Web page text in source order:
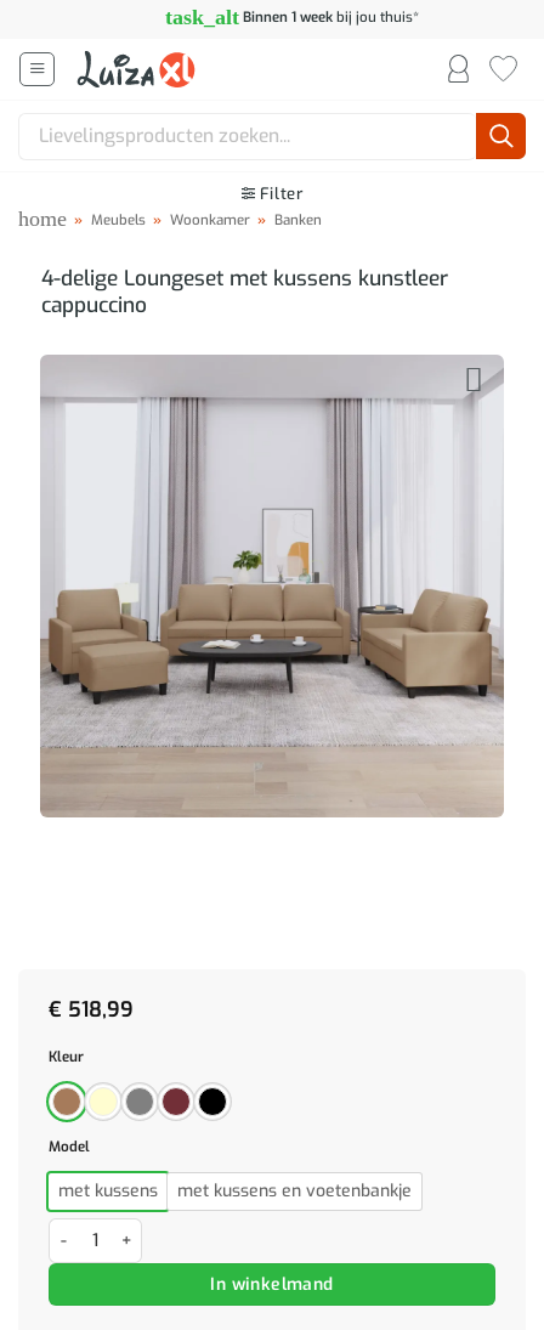
inhoud
task_alt Binnen 1 weekbij jou thuis*
Zoeken
Filter
home » Meubels » Woonkamer » Banken
4-delige Loungeset met kussens kunstleer
cappuccino
€ 518,99
Kleur
Model
met kussens met kussens en voetenbankje
4-delige Loungeset met kussens kunstleer cappuccino aantal
In winkelmand